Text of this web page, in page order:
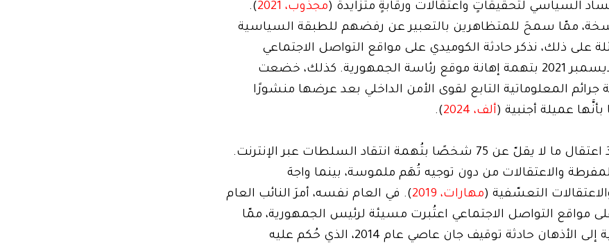
السياسي لتحقيقاتٍ واعتقالات ورقابةٍ متزايدة (مجذوب، 2021
).
ممّا سمحَ للمتظاهرين بالتعبير عن رفضهم للطبقة السياسية
على ذلك، نذكر حادثة الكوميدي على مواقع التواصل الاجتماعي
توفيق بريدي الذي صودِرَ جواز سفره في كانون الأوّل/ديسمبر 2021 بتهمة إهانة موقع رئاسة الجمهورية. كذلك، خضعت
المعلوماتية التابع لقوى الأمن الداخلي بعد عرضها منشورًا
عميلة أجنبية (ألف، 2024 ).
أفادت منظّمة العفو الدولية أنَّ عام 2020 وحده شهدَ اعتقال ما لا يقلّ عن 75 شخصًا بتُهمة انتقاد السلطات عبر الإنترنت.
والاعتقالات من دون توجيه تُهَم ملموسة، بينما واجهَ
التعسّفية (مهارات، 2019
). في العام نفسه، أمرَ النائب العام
مواقع التواصل الاجتماعي اعتُبرت مسيئة لرئيس الجمهورية، ممّا
وَلَّدَ موجة من الاعتقالات. وأعادت هذه الحملة القمعية إلى الأذهان حادثة توقيف جان عاصي عام 2014، الذي حُكم عليه